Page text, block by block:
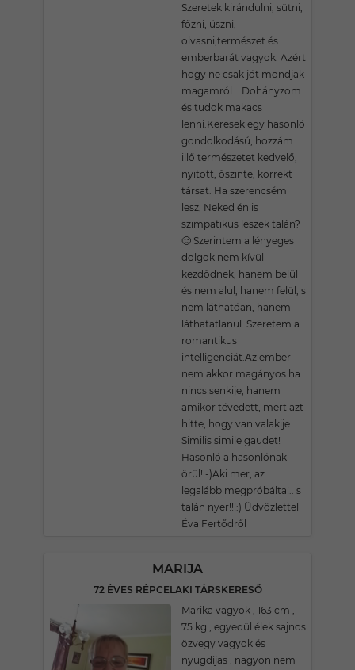
Szeretek kirándulni, sütni,
főzni, úszni,
olvasni,természet és
emberbarát vagyok. Azért
hogy ne csak jót mondjak
magamról... Dohányzom
és tudok makacs
lenni.Keresek egy hasonló
gondolkodású, hozzám
illő természetet kedvelő,
nyitott, őszinte, korrekt
társat. Ha szerencsém
lesz, Neked én is
szimpatikus leszek talán?
🙂 Szerintem a lényeges
dolgok nem kívül
kezdődnek, hanem belül
és nem alul, hanem felül, s
nem láthatóan, hanem
láthatatlanul. Szeretem a
romantikus
intelligenciát.Az ember
nem akkor magányos ha
nincs senkije, hanem
amikor tévedett, mert azt
hitte, hogy van valakije.
Similis simile gaudet!
Hasonló a hasonlónak
örül!:-)Aki mer, az ...
legalább megpróbálta!.. s
talán nyer!!!:) Üdvözlettel
Éva Fertődről
MARIJA
72 ÉVES RÉPCELAKI TÁRSKERESŐ
Marika vagyok , 163 cm ,
75 kg , egyedül élek sajnos
özvegy vagyok és
nyugdijas . nagyon nem